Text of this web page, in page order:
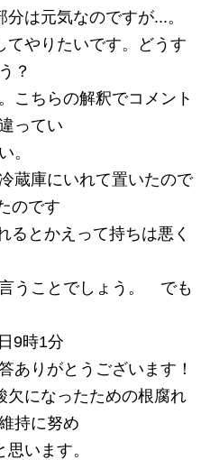
は元気なのですが...。
てやりたいです。どうす
？
こちらの解釈でコメント
ってい
。
蔵庫にいれて置いたので
のです
るとかえって持ちは悪く
うことでしょう。 でも
9時1分
りがとうございます！
欠になったための根腐れ
持に努め
います。